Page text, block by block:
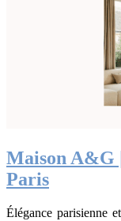
Maison A&G
Paris
Élégance parisienne